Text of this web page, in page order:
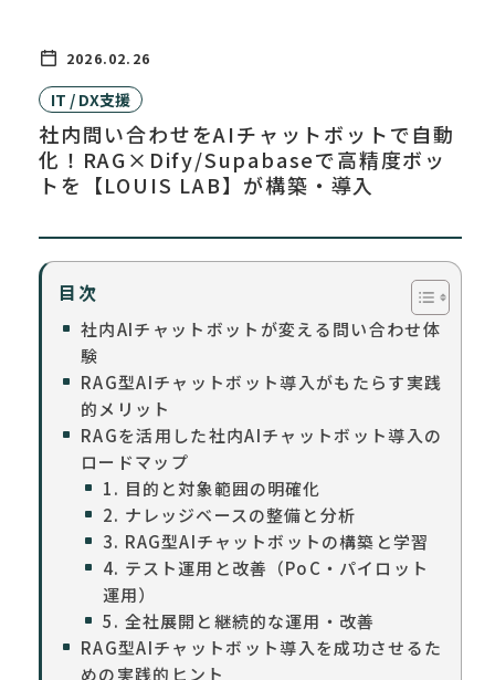
2026.02.26
IT / DX支援
社内問い合わせをAIチャットボットで自動
化！RAG×Dify/Supabaseで高精度ボッ
トを【LOUIS LAB】が構築・導入
目次
社内AIチャットボットが変える問い合わせ体
験
RAG型AIチャットボット導入がもたらす実践
的メリット
RAGを活用した社内AIチャットボット導入の
ロードマップ
1. 目的と対象範囲の明確化
2. ナレッジベースの整備と分析
3. RAG型AIチャットボットの構築と学習
4. テスト運用と改善（PoC・パイロット
運用）
5. 全社展開と継続的な運用・改善
RAG型AIチャットボット導入を成功させるた
めの実践的ヒント